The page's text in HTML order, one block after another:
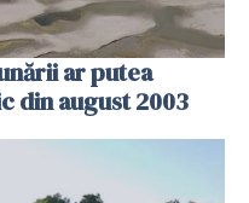
ar putea
din august 2003